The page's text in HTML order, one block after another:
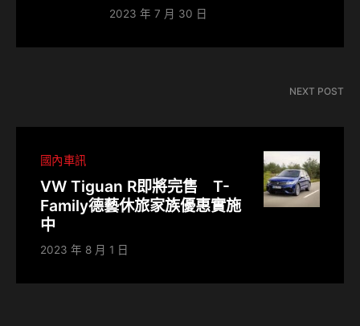
2023 年 7 月 30 日
NEXT POST
國內車訊
VW Tiguan R即將完售 T-
Family德藝休旅家族優惠實施
中
2023 年 8 月 1 日